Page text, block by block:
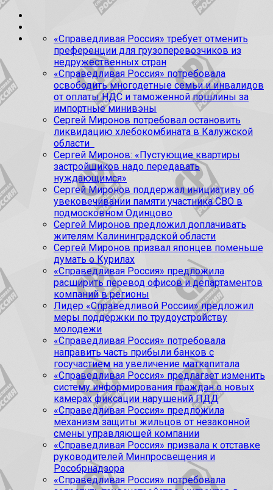
«Справедливая Россия» требует отменить
преференции для грузоперевозчиков из
недружественных стран
«Справедливая Россия» потребовала
освободить многодетные семьи и инвалидов
от оплаты НДС и таможенной пошлины за
импортные минивэны
Сергей Миронов потребовал остановить
ликвидацию хлебокомбината в Калужской
области
Сергей Миронов: «Пустующие квартиры
застройщиков надо передавать
нуждающимся»
Сергей Миронов поддержал инициативу об
увековечивании памяти участника СВО в
подмосковном Одинцово
Сергей Миронов предложил доплачивать
жителям Калининградской области
Сергей Миронов призвал японцев поменьше
думать о Курилах
«Справедливая Россия» предложила
расширить перевод офисов и департаментов
компаний в регионы
Лидер «Справедливой России» предложил
меры поддержки по трудоустройству
молодежи
«Справедливая Россия» потребовала
направить часть прибыли банков с
госучастием на увеличение маткапитала
«Справедливая Россия» предлагает изменить
систему информирования граждан о новых
камерах фиксации нарушений ПДД
«Справедливая Россия» предложила
механизм защиты жильцов от незаконной
смены управляющей компании
«Справедливая Россия» призвала к отставке
руководителей Минпросвещения и
Рособрнадзора
«Справедливая Россия» потребовала